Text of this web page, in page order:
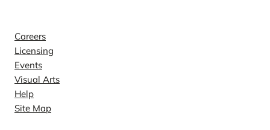
Careers
Licensing
Events
Visual Arts
Help
Site Map